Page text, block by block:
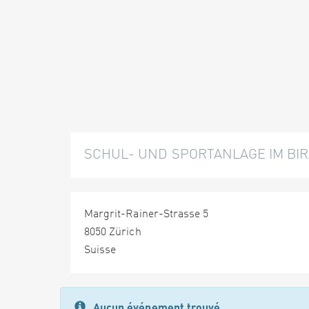
SCHUL- UND SPORTANLAGE IM
Margrit-Rainer-Strasse 5
8050 Zürich
Suisse